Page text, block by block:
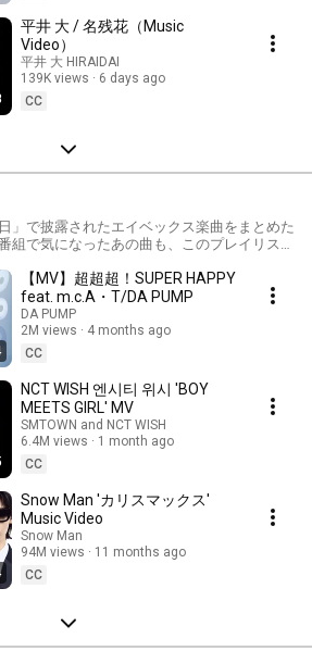
平井 大 / 名残花（Music
Video）
平井 大 HIRAIDAI
139K views
6 days ago
CC
」で披露されたエイベックス楽曲をまとめた
組で気になったあの曲も、このプレイリスト
【MV】超超超！SUPER HAPPY
feat. m.c.A・T/DA PUMP
DA PUMP
2M views
4 months ago
CC
NCT WISH 엔시티 위시 'BOY
MEETS GIRL' MV
SMTOWN and NCT WISH
6.4M views
1 month ago
CC
Snow Man 'カリスマックス'
Music Video
Snow Man
94M views
11 months ago
CC